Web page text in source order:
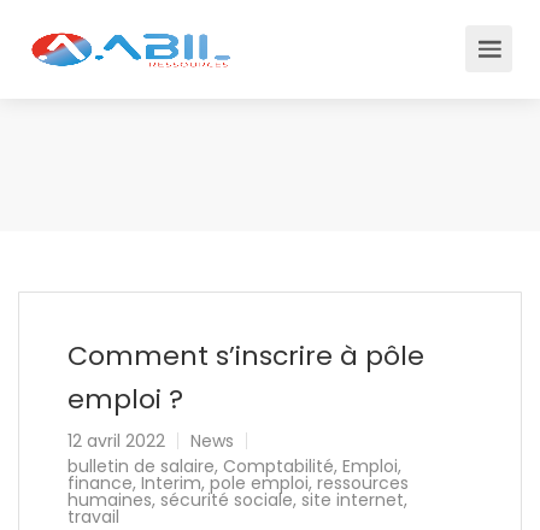
Comment s’inscrire à pôle
emploi ?
12 avril 2022
News
bulletin de salaire, Comptabilité, Emploi,
finance, Interim, pole emploi, ressources
humaines, sécurité sociale, site internet,
travail